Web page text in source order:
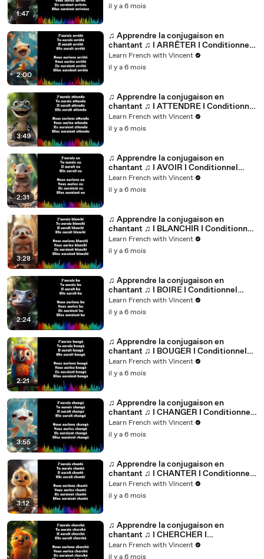
1:47
il y a 6 mois
2:00
♫ Apprendre la conjugaison en
chantant ♫ I ARRÊTER I Conditionnel
Passé_
Learn French with Vincent
il y a 6 mois
3:49
♫ Apprendre la conjugaison en
chantant ♫ I ATTENDRE I Conditionnel
Passé_
Learn French with Vincent
il y a 6 mois
2:31
♫ Apprendre la conjugaison en
chantant ♫ I AVOIR I Conditionnel
Passé_
Learn French with Vincent
il y a 6 mois
3:28
♫ Apprendre la conjugaison en
chantant ♫ I BLANCHIR I Conditionnel
Passé_
Learn French with Vincent
il y a 6 mois
2:24
♫ Apprendre la conjugaison en
chantant ♫ I BOIRE I Conditionnel
Passé_
Learn French with Vincent
il y a 6 mois
2:21
♫ Apprendre la conjugaison en
chantant ♫ I BOUGER I Conditionnel
Passé_
Learn French with Vincent
il y a 6 mois
3:55
♫ Apprendre la conjugaison en
chantant ♫ I CHANGER I Conditionnel
Passé_
Learn French with Vincent
il y a 6 mois
3:12
♫ Apprendre la conjugaison en
chantant ♫ I CHANTER I Conditionnel
Passé_
Learn French with Vincent
il y a 6 mois
♫ Apprendre la conjugaison en
chantant ♫ I CHERCHER I
Conditionnel Passé_
Learn French with Vincent